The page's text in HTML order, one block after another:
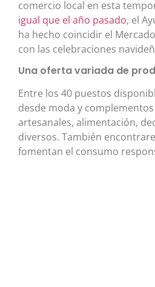
comercio local en esta
igual que el año pasado, el
ha hecho coincidir el
con las celebraciones
Una oferta variada de
Entre los 40 puestos
desde moda y
artesanales, alimentación,
diversos. También
fomentan el consumo